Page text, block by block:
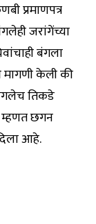
प्रमाणपत्र
जरांगेंच्या
बंगला
मागणी केली की
तिकडे
म्हणत छगन
आहे.